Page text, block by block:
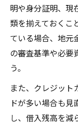
明や身分証明、現
類を揃えておくこ
ている場合、地元
の審査基準や必要
う。
また、クレジット
ドが多い場合も見
し、借入残高を減